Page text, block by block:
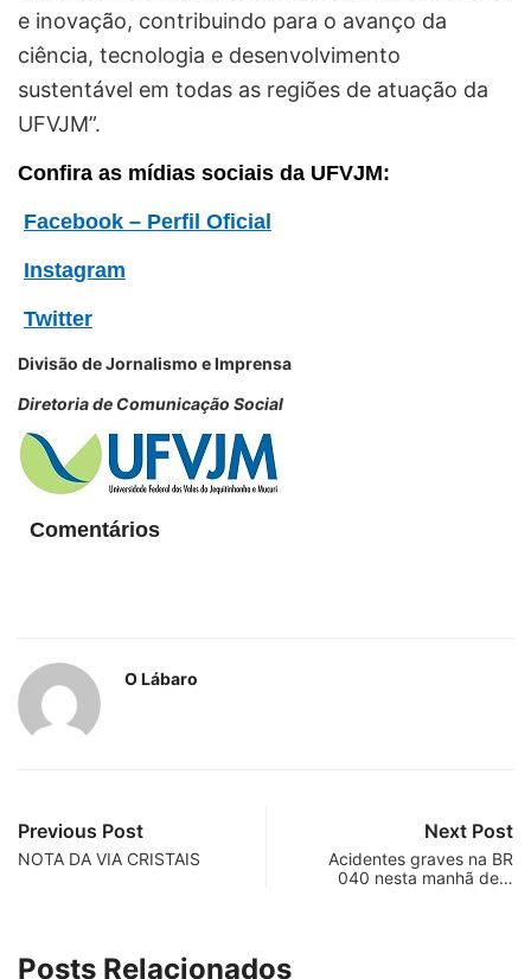
e inovação, contribuindo para o avanço da
ciência, tecnologia e desenvolvimento
sustentável em todas as regiões de atuação da
UFVJM”.
Confira as mídias sociais da UFVJM:
Facebook – Perfil Oficial
Instagram
Twitter
Divisão de Jornalismo e Imprensa
Diretoria de Comunicação Social
Comentários
O Lábaro
Previous Post
NOTA DA VIA CRISTAIS
Next Post
Acidentes graves na BR
040 nesta manhã de…
Posts Relacionados